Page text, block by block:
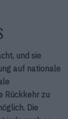
und sie
auf nationale
Rückkehr zu
Die